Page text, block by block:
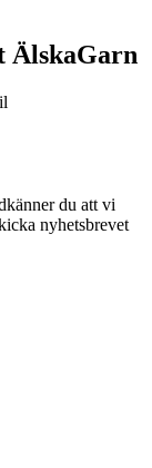
ÄlskaGarn
du att vi
nyhetsbrevet